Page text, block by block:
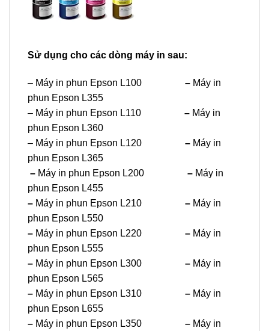
Sử dụng cho các dòng máy in sau:
– Máy in phun Epson L100 – Máy in
phun Epson L355
– Máy in phun Epson L110 – Máy in
phun Epson L360
– Máy in phun Epson L120 – Máy in
phun Epson L365
– Máy in phun Epson L200 – Máy in
phun Epson L455
– Máy in phun Epson L210 – Máy in
phun Epson L550
– Máy in phun Epson L220 – Máy in
phun Epson L555
– Máy in phun Epson L300 – Máy in
phun Epson L565
– Máy in phun Epson L310 – Máy in
phun Epson L655
– Máy in phun Epson L350 – Máy in